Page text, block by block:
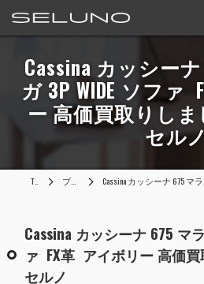
Cassina カッシー
ガ 3P WIDE ソファ
ー 高価買取りしま
セルノ
TOP ブログ Cassina カッシーナ 675 マラルンガ 3P
Cassina カッシーナ 675 マ
ァ FX革 アイボリー 高価買
セルノ